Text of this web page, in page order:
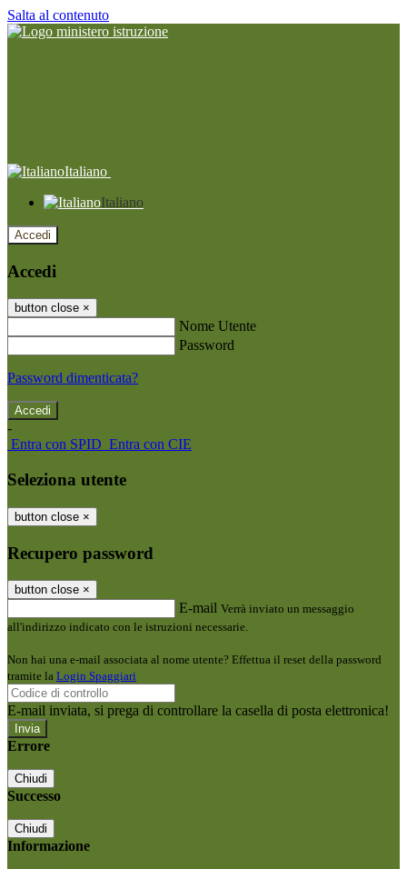
Salta al contenuto
Italiano
Italiano
Accedi
Accedi
button close ×
Nome Utente
Password
Password dimenticata?
-
Entra con SPID Entra con CIE
Seleziona utente
button close ×
Recupero password
button close ×
E-mail Verrà inviato un messaggio
all'indirizzo indicato con le istruzioni necessarie.
Non hai una e-mail associata al nome utente? Effettua il reset della password
tramite la Login Spaggiari
E-mail inviata, si prega di controllare la casella di posta elettronica!
Errore
Chiudi
Successo
Chiudi
Informazione